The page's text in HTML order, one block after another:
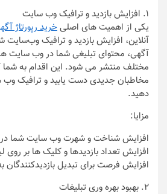
۱. افزایش بازدید و ترافیک وب‌ سایت
یکی از اهمیت‌ های اصلیخرید رپورتاژ
آنلاین، افزایش بازدید و ترافیک وب‌سایت
آگهی، محتوای تبلیغی شما در وب‌ سایت‌
مختلف منتشر می‌ شود. این اقدام به
مخاطبان جدیدی دست یابید و ترافیک وب‌
دهید.
مزایا:
افزایش شناخت و شهرت وب‌ سایت شما در
افزایش تعداد بازدید‌ها و کلیک‌ ها بر
افزایش فرصت برای تبدیل بازدیدکنندگان
۲. بهبود بهره‌ وری تبلیغات